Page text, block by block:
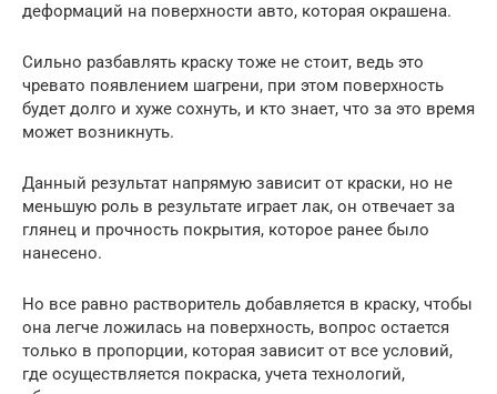
деформаций на поверхности авто, которая окрашена.
Сильно разбавлять краску тоже не стоит, ведь это
чревато появлением шагрени, при этом поверхность
будет долго и хуже сохнуть, и кто знает, что за это время
может возникнуть.
Данный результат напрямую зависит от краски, но не
меньшую роль в результате играет лак, он отвечает за
глянец и прочность покрытия, которое ранее было
нанесено.
Но все равно растворитель добавляется в краску, чтобы
она легче ложилась на поверхность, вопрос остается
только в пропорции, которая зависит от все условий,
где осуществляется покраска, учета технологий,